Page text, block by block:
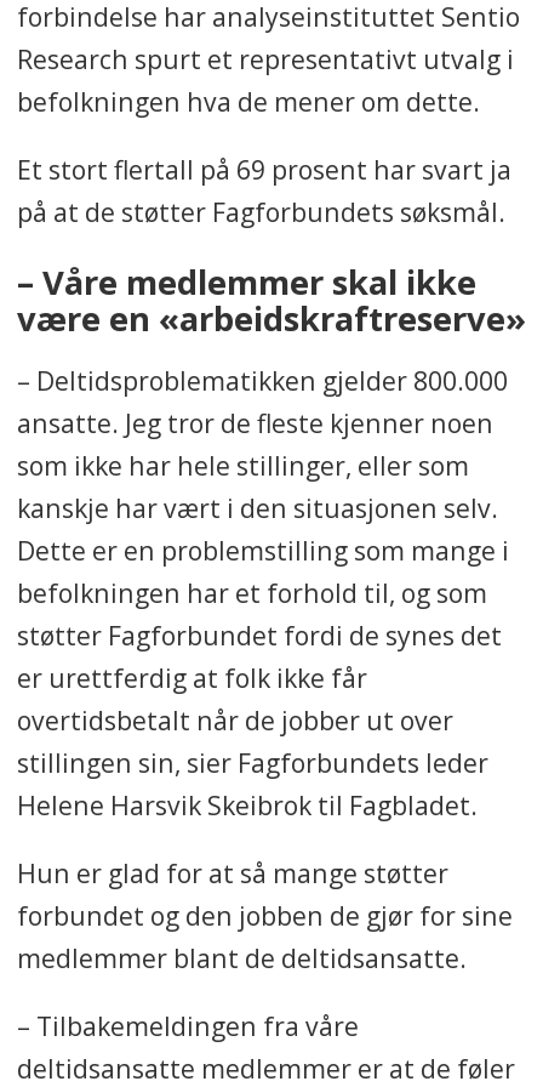
forbindelse har analyseinstituttet Sentio
Research spurt et representativt utvalg i
befolkningen hva de mener om dette.
Et stort flertall på 69 prosent har svart ja
på at de støtter Fagforbundets søksmål.
– Våre medlemmer skal ikke
være en «arbeidskraftreserve»
– Deltidsproblematikken gjelder 800.000
ansatte. Jeg tror de fleste kjenner noen
som ikke har hele stillinger, eller som
kanskje har vært i den situasjonen selv.
Dette er en problemstilling som mange i
befolkningen har et forhold til, og som
støtter Fagforbundet fordi de synes det
er urettferdig at folk ikke får
overtidsbetalt når de jobber ut over
stillingen sin, sier Fagforbundets leder
Helene Harsvik Skeibrok til Fagbladet.
Hun er glad for at så mange støtter
forbundet og den jobben de gjør for sine
medlemmer blant de deltidsansatte.
– Tilbakemeldingen fra våre
deltidsansatte medlemmer er at de føler